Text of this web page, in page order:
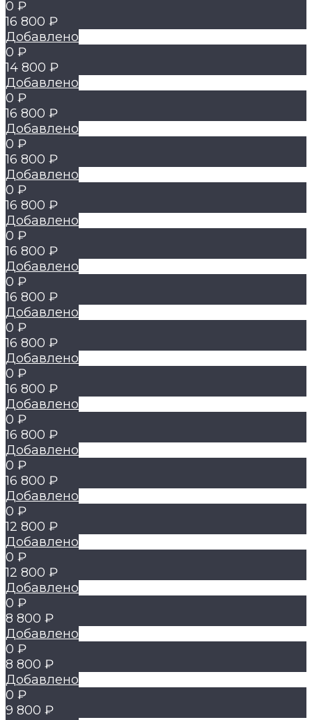
0 ₽
16 800 ₽
Добавлено
0 ₽
14 800 ₽
Добавлено
0 ₽
16 800 ₽
Добавлено
0 ₽
16 800 ₽
Добавлено
0 ₽
16 800 ₽
Добавлено
0 ₽
16 800 ₽
Добавлено
0 ₽
16 800 ₽
Добавлено
0 ₽
16 800 ₽
Добавлено
0 ₽
16 800 ₽
Добавлено
0 ₽
16 800 ₽
Добавлено
0 ₽
16 800 ₽
Добавлено
0 ₽
12 800 ₽
Добавлено
0 ₽
12 800 ₽
Добавлено
0 ₽
8 800 ₽
Добавлено
0 ₽
8 800 ₽
Добавлено
0 ₽
9 800 ₽